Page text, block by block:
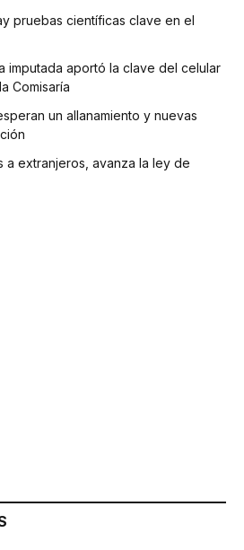
pruebas científicas clave en el
imputada aportó la clave del celular
Comisaría
un allanamiento y nuevas
a extranjeros, avanza la ley de